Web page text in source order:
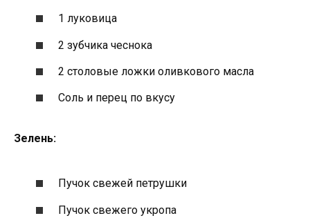
1 луковица
2 зубчика чеснока
2 столовые ложки оливкового масла
Соль и перец по вкусу
Зелень:
Пучок свежей петрушки
Пучок свежего укропа